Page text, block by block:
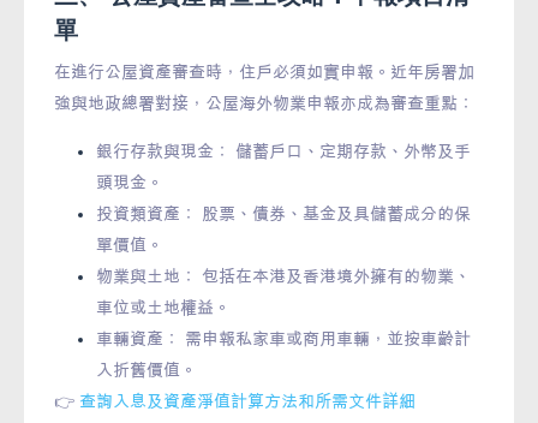
單
在進行公屋資產審查時，住戶必須如實申報。近年房署加
強與地政總署對接，公屋海外物業申報亦成為審查重點：
銀行存款與現金： 儲蓄戶口、定期存款、外幣及手
頭現金。
投資類資產： 股票、債券、基金及具儲蓄成分的保
單價值。
物業與土地： 包括在本港及香港境外擁有的物業、
車位或土地權益。
車輛資產： 需申報私家車或商用車輛，並按車齡計
入折舊價值。
👉 查詢入息及資產淨值計算方法和所需文件詳細